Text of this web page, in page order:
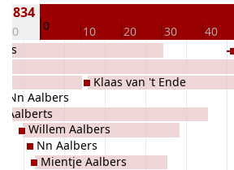
-10 0 10 20 30 40
1834
Aalberts
Nn Aalbers
Willem Aalbers
Nn Aalbers
Mientje Aalbers
Klaas van 't Ende